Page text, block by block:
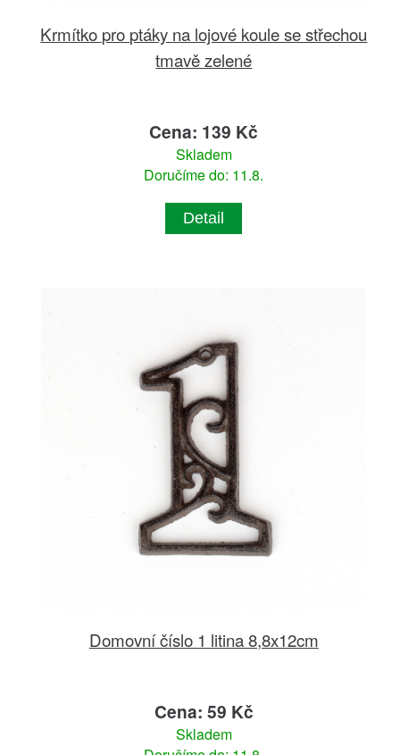
Krmítko pro ptáky na lojové koule se střechou
tmavě zelené
Cena: 139 Kč
Skladem
Doručíme do: 11.8.
Detail
Domovní číslo 1 litina 8,8x12cm
Cena: 59 Kč
Skladem